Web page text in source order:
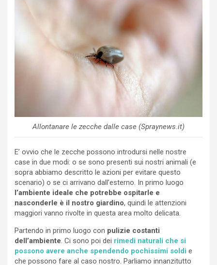
Allontanare le zecche dalle case (Spraynews.it)
E’ ovvio che le zecche possono introdursi nelle nostre
case in due modi: o se sono presenti sui nostri animali (e
sopra abbiamo descritto le azioni per evitare questo
scenario) o se ci arrivano dall’esterno. In primo luogo
l’ambiente ideale che potrebbe ospitarle e
nasconderle è il nostro giardino, quindi le attenzioni
maggiori vanno rivolte in questa area molto delicata.
Partendo in primo luogo con pulizie costanti
dell’ambiente. Ci sono poi dei rimedi naturali che si
possono avere anche spendendo pochissimi soldi e
che possono fare al caso nostro. Parliamo innanzitutto